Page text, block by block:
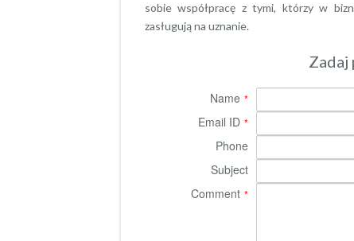
sobie współpracę z tymi, którzy w
zasługują na uznanie.
Zadaj
Name *
Email ID *
Phone
Subject
Comment *